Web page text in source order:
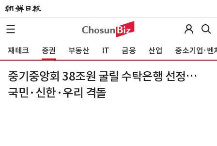
재테크 증권 부동산 IT 금융 산업 중소기업·벤
중기중앙회 38조원 굴릴 수탁은행 선정…
국민·신한·우리 격돌